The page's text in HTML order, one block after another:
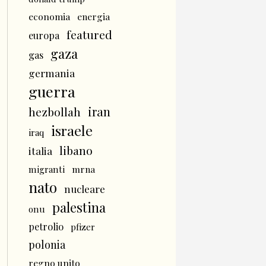
economia
energia
europa
featured
gas gaza
germania
guerra
hezbollah iran
iraq israele
italia libano
migranti mrna
nato nucleare
onu palestina
petrolio pfizer
polonia
regno unito